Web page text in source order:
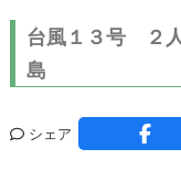
台風１３号 ２
島
シェア